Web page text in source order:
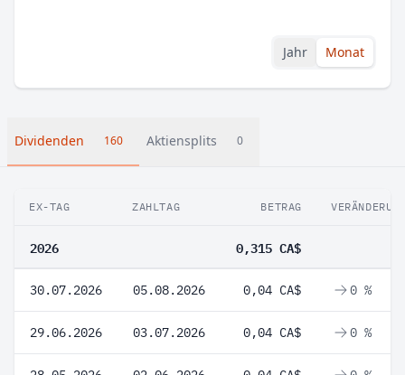
Jahr Monat
Dividenden 160 Aktiensplits 0
EX-TAG ZAHLTAG BETRAG
2026 0,315 CA$
30.07.2026 05.08.2026 0,04 CA$ 0 %
29.06.2026 03.07.2026 0,04 CA$ 0 %